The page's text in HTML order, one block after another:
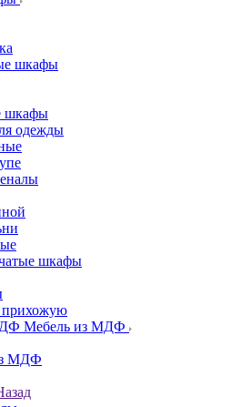
шкафы
шкафы
одежды
шкафы
Мебель из МДФ
МДФ